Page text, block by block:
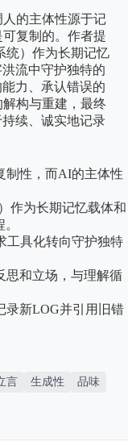
的主体性源于记
复制的。作者提
统）作为长期记忆
流中守护独特的
力、承认错误的
构与重建，最终
续、诚实地记录
制性，而AI的主体性
作为长期记忆载体和
工具化转向守护独特
思和立场，与理解循
录新LOG并引用旧错
言 生成性
品味